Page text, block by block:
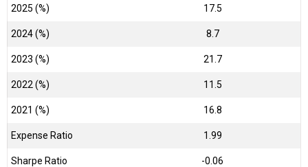
2025 (%) 17.5
2024 (%) 8.7
2023 (%) 21.7
2022 (%) 11.5
2021 (%) 16.8
Expense Ratio 1.99
Sharpe Ratio -0.06